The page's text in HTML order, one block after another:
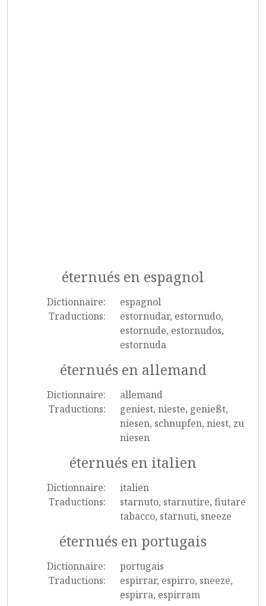
éternués en espagnol
Dictionnaire:
espagnol
Traductions:
estornudar, estornudo,
estornude, estornudos,
estornuda
éternués en allemand
Dictionnaire:
allemand
Traductions:
geniest, nieste, genießt,
niesen, schnupfen, niest, zu
niesen
éternués en italien
Dictionnaire:
italien
Traductions:
starnuto, starnutire, fiutare
tabacco, starnuti, sneeze
éternués en portugais
Dictionnaire:
portugais
Traductions:
espirrar, espirro, sneeze,
espirra, espirram